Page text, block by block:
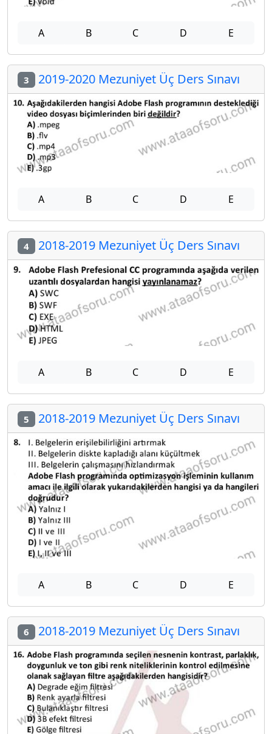
A B C D E
3 2019-2020 Mezuniyet Üç Ders Sınavı
A B C D E
4 2018-2019 Mezuniyet Üç Ders Sınavı
A B C D E
5 2018-2019 Mezuniyet Üç Ders Sınavı
A B C D E
6 2018-2019 Mezuniyet Üç Ders Sınavı